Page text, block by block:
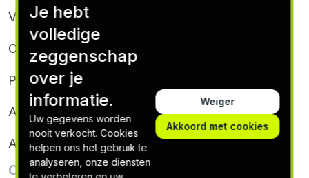
Voorwaarden
Cookiebeleid
Privacybeleid
Abonnementsvoorwaarden
Afmelden
CONTACTINFORMATIE
Je hebt
volledige
zeggenschap
over je
informatie.
Uw gegevens worden
nooit verkocht. Cookies
helpen ons het gebruik te
analyseren, onze diensten
Weiger
Akkoord met cookies